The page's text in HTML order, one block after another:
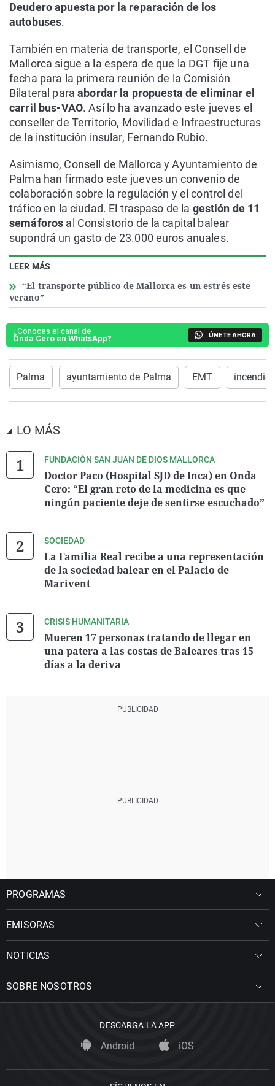
LEER MÁS
“El transporte público de Mallorca es un estrés este
verano”
Deudero apuesta por la reparación de los
autobuses.
También en materia de transporte, el Consell de
Mallorca sigue a la espera de que la DGT fije una
fecha para la primera reunión de la Comisión
Bilateral paraabordar la propuesta de eliminar el
carril bus-VAO. Así lo ha avanzado este jueves el
conseller de Territorio, Movilidad e Infraestructuras
de la institución insular, Fernando Rubio.
Asimismo, Consell de Mallorca y Ayuntamiento de
Palma han firmado este jueves un convenio de
colaboración sobre la regulación y el control del
tráfico en la ciudad. El traspaso de la gestión de 11
semáforos al Consistorio de la capital balear
supondrá un gasto de 23.000 euros anuales.
¿Conoces el canal de
Onda Cero en WhatsApp?
ÚNETE AHORA
Palma ayuntamiento de Palma EMT incendio
LO MÁS
FUNDACIÓN SAN JUAN DE DIOS MALLORCA
Doctor Paco (Hospital SJD de Inca) en Onda
Cero: “El gran reto de la medicina es que
ningún paciente deje de sentirse escuchado”
SOCIEDAD
La Familia Real recibe a una representación
de la sociedad balear en el Palacio de
Marivent
CRISIS HUMANITARIA
Mueren 17 personas tratando de llegar en
una patera a las costas de Baleares tras 15
días a la deriva
PROGRAMAS
EMISORAS
NOTICIAS
SOBRE NOSOTROS
DESCARGA LA APP
Android iOS